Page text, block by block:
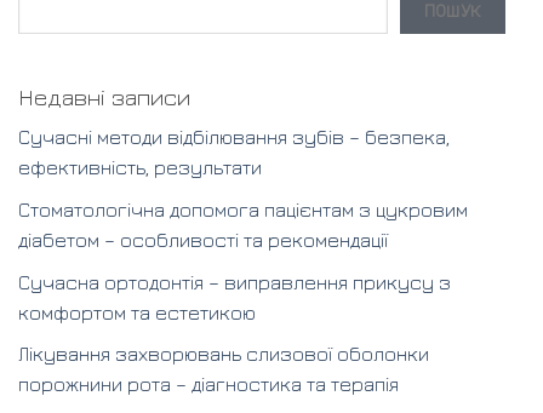
ПОШУК
Недавні записи
Сучасні методи відбілювання зубів – безпека,
ефективність, результати
Стоматологічна допомога пацієнтам з цукровим
діабетом – особливості та рекомендації
Сучасна ортодонтія – виправлення прикусу з
комфортом та естетикою
Лікування захворювань слизової оболонки
порожнини рота – діагностика та терапія